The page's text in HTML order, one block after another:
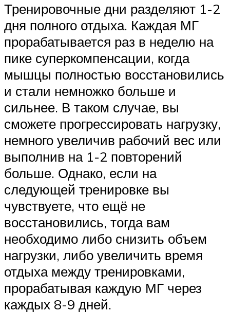
Тренировочные дни разделяют 1-2
дня полного отдыха. Каждая МГ
прорабатывается раз в неделю на
пике суперкомпенсации, когда
мышцы полностью восстановились
и стали немножко больше и
сильнее. В таком случае, вы
сможете прогрессировать нагрузку,
немного увеличив рабочий вес или
выполнив на 1-2 повторений
больше. Однако, если на
следующей тренировке вы
чувствуете, что ещё не
восстановились, тогда вам
необходимо либо снизить объем
нагрузки, либо увеличить время
отдыха между тренировками,
прорабатывая каждую МГ через
каждых 8-9 дней.